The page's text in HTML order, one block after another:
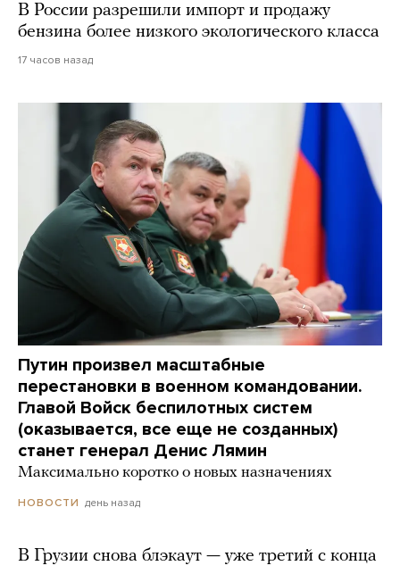
В России разрешили импорт и продажу
бензина более низкого экологического класса
17 часов назад
Путин произвел масштабные
перестановки в военном командовании.
Главой Войск беспилотных систем
(оказывается, все еще не созданных)
станет генерал Денис Лямин
Максимально коротко о новых назначениях
НОВОСТИ день назад
В Грузии снова блэкаут — уже третий с конца